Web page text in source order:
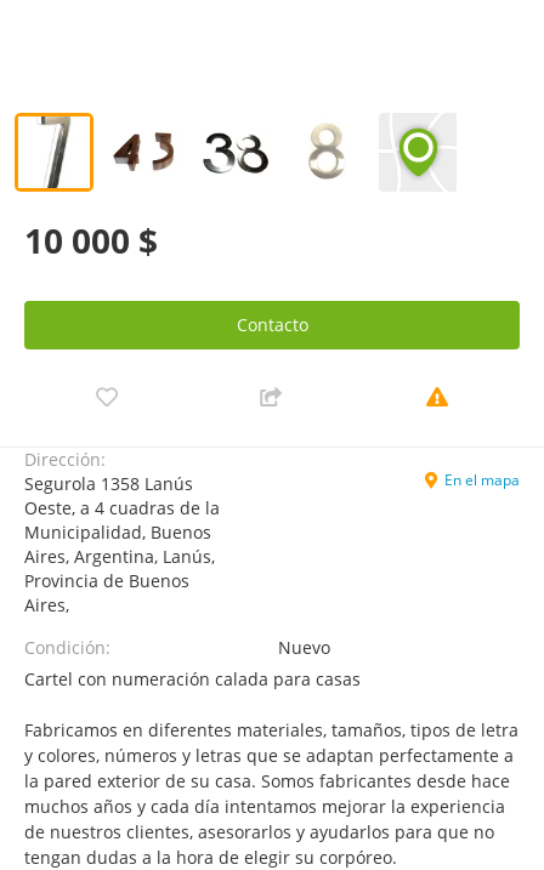
10 000 $
Contacto
Dirección:
Segurola 1358 Lanús
Oeste, a 4 cuadras de la
Municipalidad, Buenos
Aires, Argentina, Lanús,
Provincia de Buenos
Aires,
En el mapa
Condición:
Nuevo
Cartel con numeración calada para casas
Fabricamos en diferentes materiales, tamaños, tipos de letra
y colores, números y letras que se adaptan perfectamente a
la pared exterior de su casa. Somos fabricantes desde hace
muchos años y cada día intentamos mejorar la experiencia
de nuestros clientes, asesorarlos y ayudarlos para que no
tengan dudas a la hora de elegir su corpóreo.